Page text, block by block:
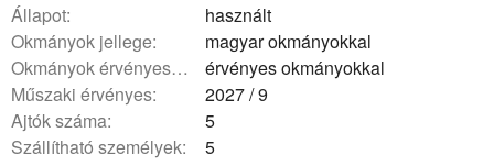
állapot:
használt
okmányok jellege:
magyar okmányokkal
okmányok érvényessége:
érvényes okmányokkal
műszaki érvényes:
2027 / 9
ajtók száma:
5
szállítható személyek:
5